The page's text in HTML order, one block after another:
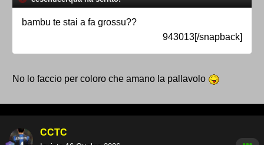
bambu te stai a fa grossu??
943013[/snapback]
No lo faccio per coloro che amano la pallavolo
CCTC